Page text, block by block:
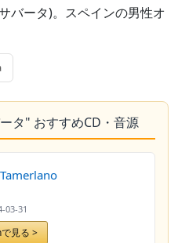
バータ)。スペインの男性オ
タ" おすすめCD・音源
03-31
見る >